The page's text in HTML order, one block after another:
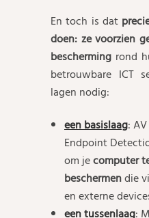
En toch is dat
doen: ze voorzien
bescherming rond
betrouwbare ICT
lagen nodig:
een basislaag:
Endpoint
om jecomputer
beschermendie
en externe
een tussenlaag: